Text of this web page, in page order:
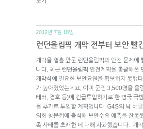
2012년 7월 18일.
런던올림픽 개막 전부터 보안 빨
개막을 열흘 앞둔 런던올림픽의 안전 문제에
니다. 최근 런던올림픽 안전계획을 총괄해온
개막식에 필요한 보안요원을 확보하지 못했
가 높아졌었는데요, 이미 군인 3,500명을 올
테러, 경호 등)에 긴급투입하기로 한 영국 국
을 추가로 투입할 계획입니다. G4S의 닉 버
의회 청문회에 출석해 보안수요 예측을 잘못
족 사태를 초래한 데 대해 사과했습니다. 개